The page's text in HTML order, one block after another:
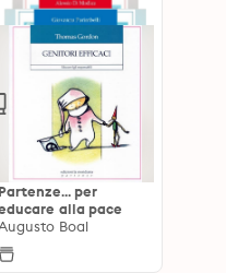
Partenze... per
alla pace
Boal